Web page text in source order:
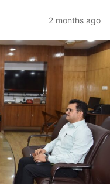
2 months ago